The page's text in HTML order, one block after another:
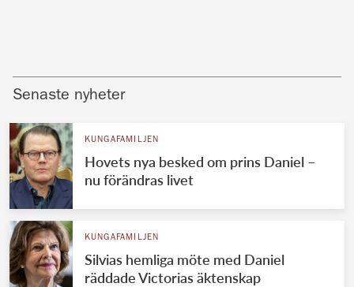
Senaste nyheter
KUNGAFAMILJEN
Hovets nya besked om prins Daniel –
nu förändras livet
KUNGAFAMILJEN
Silvias hemliga möte med Daniel
räddade Victorias äktenskap